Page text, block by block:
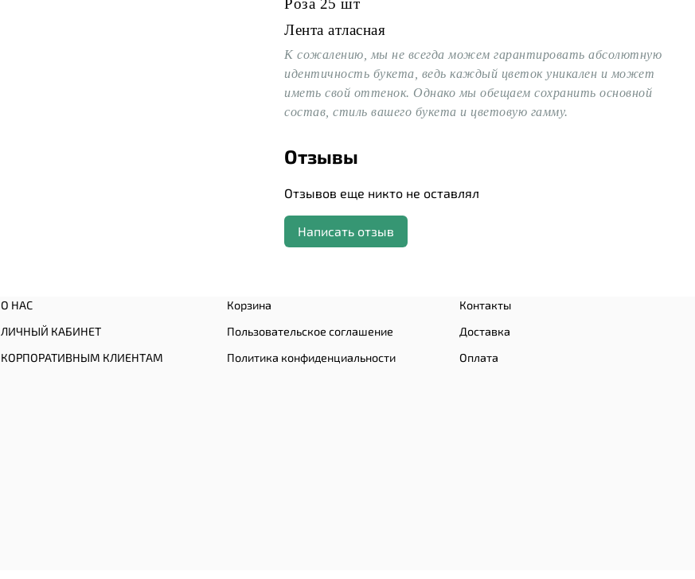
Роза 25 шт
Лента атласная
К сожалению, мы не всегда можем гарантировать абсолютную
идентичность букета, ведь каждый цветок уникален и может
иметь свой оттенок. Однако мы обещаем сохранить основной
состав, стиль вашего букета и цветовую гамму.
Отзывы
Отзывов еще никто не оставлял
Написать отзыв
О НАС
ЛИЧНЫЙ КАБИНЕТ
КОРПОРАТИВНЫМ КЛИЕНТАМ
Корзина
Пользовательское соглашение
Политика конфиденциальности
Контакты
Доставка
Оплата